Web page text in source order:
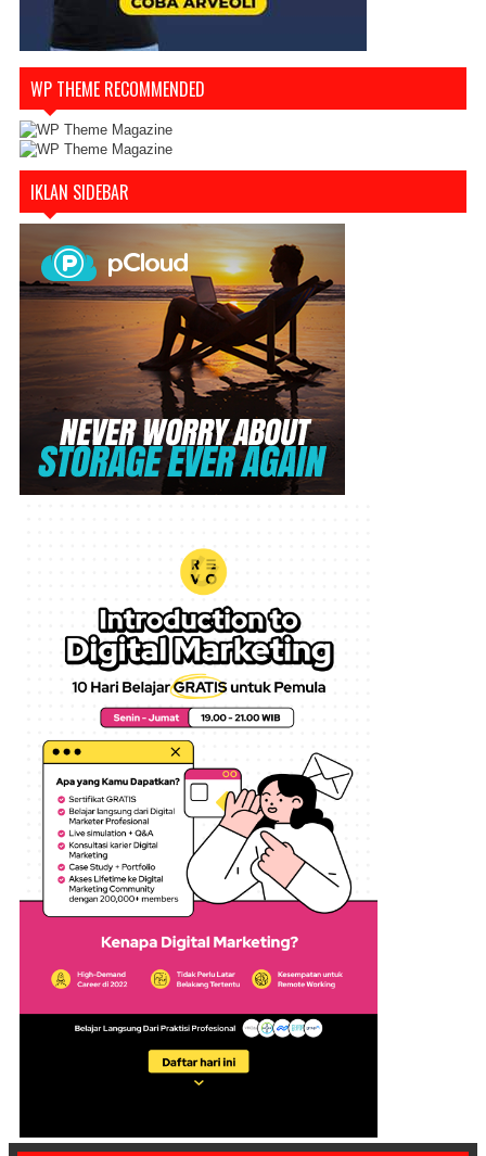
WP THEME RECOMMENDED
IKLAN SIDEBAR